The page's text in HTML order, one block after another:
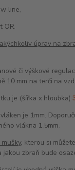
line,
OR.
úprav na
či výškové
10 mm na terči na
je (šířka x hloubka)
je 1mm.
vlákna 1,5mm.
, kterou si
zbraň bude